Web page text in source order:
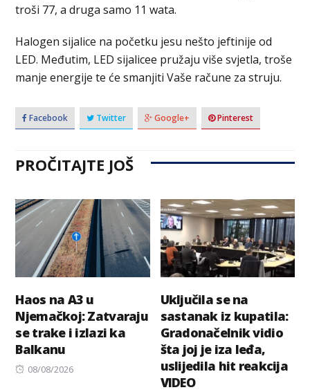
troši 77, a druga samo 11 wata.
Halogen sijalice na početku jesu nešto jeftinije od
LED. Međutim, LED sijalicee pružaju više svjetla, troše
manje energije te će smanjiti Vaše račune za struju.
Facebook Twitter Google+ Pinterest
PROČITAJTE JOŠ
Haos na A3 u
Njemačkoj: Zatvaraju
se trake i izlazi ka
Balkanu
Posted
08/08/2026
Uključila se na
sastanak iz kupatila:
Gradonačelnik vidio
šta joj je iza leđa,
uslijedila hit reakcija
VIDEO